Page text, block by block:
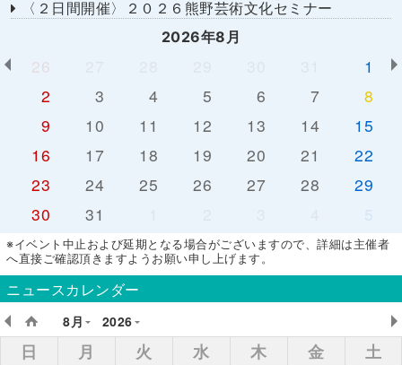
〈２日間開催〉２０２６熊野芸術文化セミナー
2026年8月
26
1
2
3 4 5 6 7
8
9
10 11 12 13 14
15
16
17 18 19 20 21
22
23
24 25 26 27 28
29
30
31 5
※イベント中止および延期となる場合がございますので、詳細は主催者
へ直接ご確認頂きますようお願い申し上げます。
ニュースカレンダー
8月
2026
日 月 火 水 木 金
土